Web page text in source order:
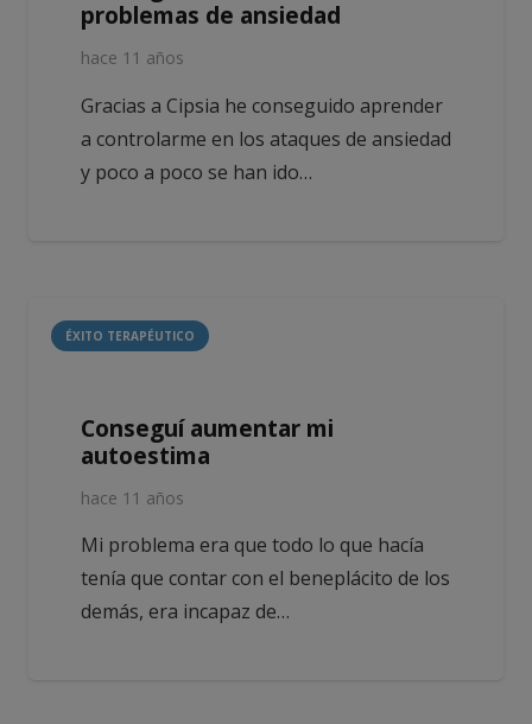
problemas de ansiedad
hace 11 años
Gracias a Cipsia he conseguido aprender
a controlarme en los ataques de ansiedad
y poco a poco se han ido…
ÉXITO TERAPÉUTICO
Conseguí aumentar mi
autoestima
hace 11 años
Mi problema era que todo lo que hacía
tenía que contar con el beneplácito de los
demás, era incapaz de…